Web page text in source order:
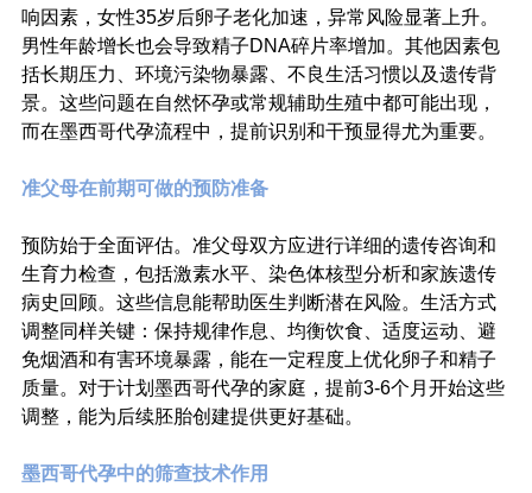
响因素，女性35岁后卵子老化加速，异常风险显著上升。
男性年龄增长也会导致精子DNA碎片率增加。其他因素包
括长期压力、环境污染物暴露、不良生活习惯以及遗传背
景。这些问题在自然怀孕或常规辅助生殖中都可能出现，
而在墨西哥代孕流程中，提前识别和干预显得尤为重要。
准父母在前期可做的预防准备
预防始于全面评估。准父母双方应进行详细的遗传咨询和
生育力检查，包括激素水平、染色体核型分析和家族遗传
病史回顾。这些信息能帮助医生判断潜在风险。生活方式
调整同样关键：保持规律作息、均衡饮食、适度运动、避
免烟酒和有害环境暴露，能在一定程度上优化卵子和精子
质量。对于计划墨西哥代孕的家庭，提前3-6个月开始这些
调整，能为后续胚胎创建提供更好基础。
墨西哥代孕中的筛查技术作用